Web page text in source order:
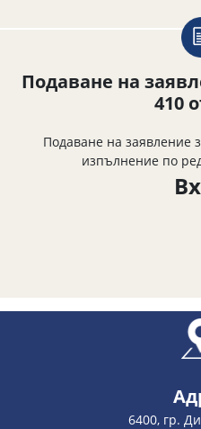
Подаване на
410
Подаване на заявление
изпълнение по
6400, гр.